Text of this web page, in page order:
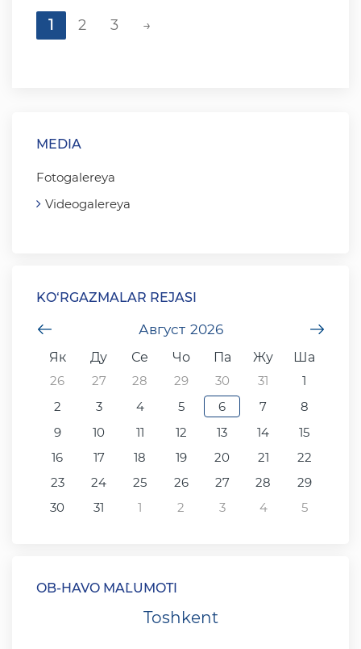
1 2 3 →
MEDIA
Fotogalereya
Videogalereya
KO‘RGAZMALAR REJASI
Август 2026
Як
Ду Се Чо Па Жу
Ша
26
27 28 29 30 31
1
2
3 4 5 6 7
8
9
10 11 12 13 14
15
16
17 18 19 20 21
22
23
24 25 26 27 28
29
30
31 1 2 3 4 5
OB-HAVO MA`LUMOTI
Toshkent